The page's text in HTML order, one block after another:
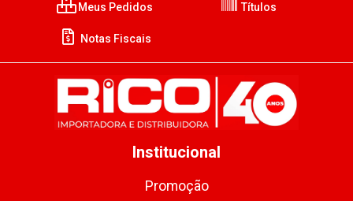
Meus Pedidos Títulos
Notas Fiscais
Institucional
Promoção